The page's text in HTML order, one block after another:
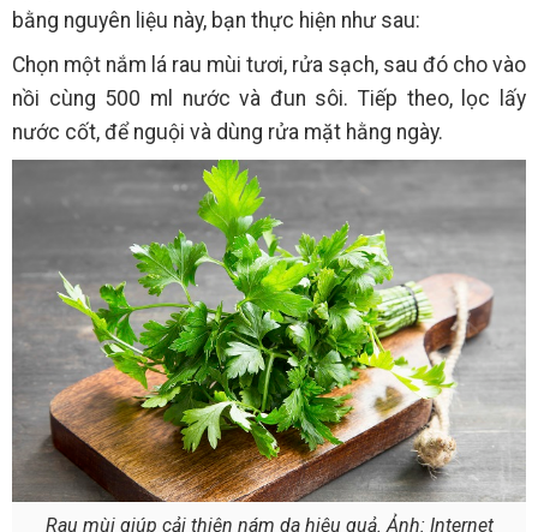
bằng nguyên liệu này, bạn thực hiện như sau:
Chọn một nắm lá rau mùi tươi, rửa sạch, sau đó cho vào
nồi cùng 500 ml nước và đun sôi. Tiếp theo, lọc lấy
nước cốt, để nguội và dùng rửa mặt hằng ngày.
Rau mùi giúp cải thiện nám da hiệu quả. Ảnh: Internet